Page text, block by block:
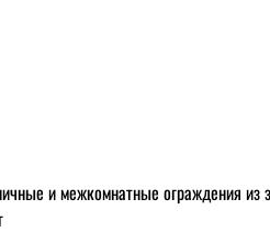
и межкомнатные ограждения из